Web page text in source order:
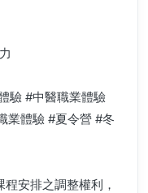
驗 #中醫職業體驗
業體驗 #夏令營 #冬
安排之調整權利，